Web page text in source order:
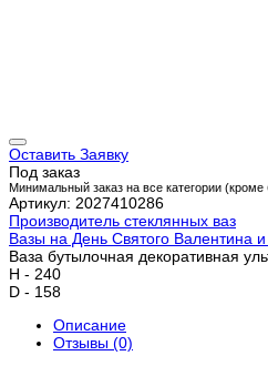
Оставить Заявку
Под заказ
Минимальный заказ на все категории (кроме
Артикул: 2027410286
Производитель стеклянных ваз
Вазы на День Святого Валентина
Ваза бутылочная декоративная
H - 240
D - 158
Описание
Отзывы (0)